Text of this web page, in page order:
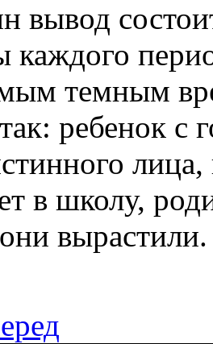
вывод
каждого
темным
ребенок с
в школу,